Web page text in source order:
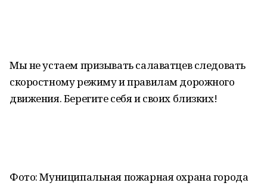
Мы не устаем призывать салаватцев следовать
скоростному режиму и правилам дорожного
движения. Берегите себя и своих близких!
Фото: Муниципальная пожарная охрана города